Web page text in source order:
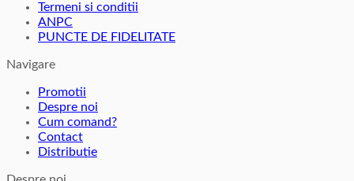
Termeni si conditii
ANPC
PUNCTE DE FIDELITATE
Navigare
Promotii
Despre noi
Cum comand?
Contact
Distributie